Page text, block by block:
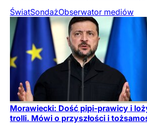
ŚwiatSondażObserwator mediów
Morawiecki: Dość pipi-prawicy i
trolli. Mówi o przyszłości i